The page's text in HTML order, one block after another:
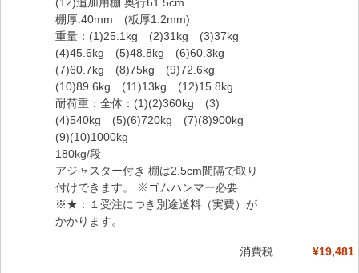
(12)追加用棚 奥行61.5cm
棚厚:40mm (板厚1.2mm)
重量：(1)25.1kg (2)31kg (3)37kg
(4)45.6kg (5)48.8kg (6)60.3kg
(7)60.7kg (8)75kg (9)72.6kg
(10)89.6kg (11)13kg (12)15.8kg
耐荷重：全体：(1)(2)360kg (3)
(4)540kg (5)(6)720kg (7)(8)900kg
(9)(10)1000kg
180kg/段
アジャスター付き 棚は2.5cm間隔で取り
付けできます。 ※ゴムハンマー必要
※★：１受注につき別途送料（実費）が
かかります。
消費税 ¥19,481